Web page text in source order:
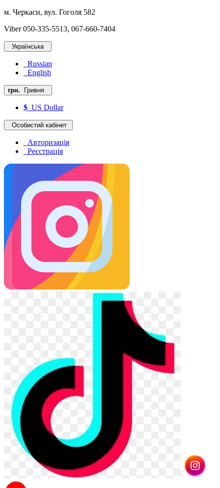
м. Черкаси, вул. Гоголя 582
Viber 050-335-5513, 067-660-7404
Українська
Russian
English
грн. Гривня
$ US Dollar
Особистий кабінет
Авторизація
Реєстрація